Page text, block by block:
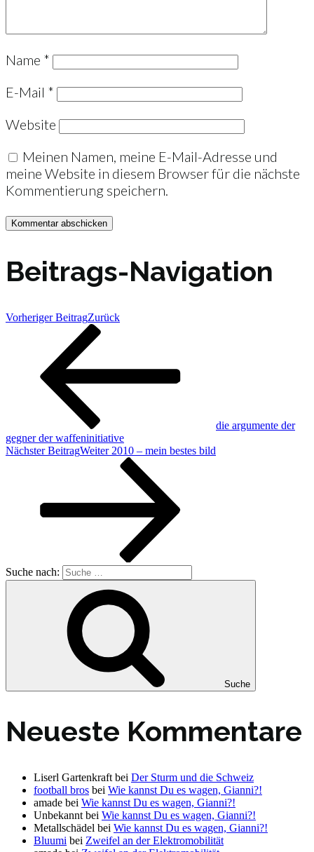
Name *
E-Mail *
Website
Meinen Namen, meine E-Mail-Adresse und
meine Website in diesem Browser für die nächste
Kommentierung speichern.
Beitrags-Navigation
Vorheriger BeitragZurück
die argumente der
gegner der waffeninitiative
Nächster BeitragWeiter 2010 – mein bestes bild
Suche nach:
Suche
Neueste Kommentare
Liserl Gartenkraft bei Der Sturm und die Schweiz
football bros bei Wie kannst Du es wagen, Gianni?!
amade bei Wie kannst Du es wagen, Gianni?!
Unbekannt bei Wie kannst Du es wagen, Gianni?!
Metallschädel bei Wie kannst Du es wagen, Gianni?!
Bluumi bei Zweifel an der Elektromobilität